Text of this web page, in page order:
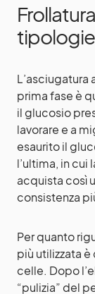
tipologie
L’asciugatura
prima fase è
il glucosio
lavorare e a
esaurito il
l’ultima, in
acquista così
consistenza
Per quanto
più utilizzata
celle. Dopo
“pulizia” del